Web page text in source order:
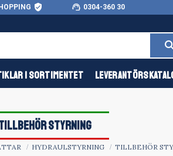
verified_user support_agent 0304-360 30
I SORTIMENTET
STYRNING
HYDRAULSTYRNING TILLBEHÖR